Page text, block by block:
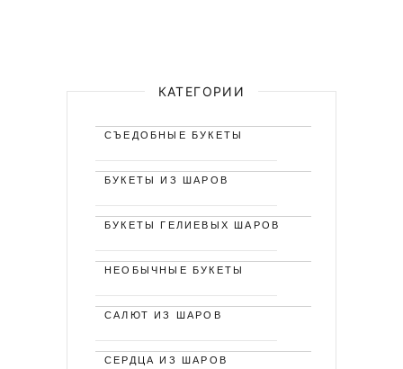
КАТЕГОРИИ
СЪЕДОБНЫЕ БУКЕТЫ
БУКЕТЫ ИЗ ШАРОВ
БУКЕТЫ ГЕЛИЕВЫХ ШАРОВ
НЕОБЫЧНЫЕ БУКЕТЫ
САЛЮТ ИЗ ШАРОВ
СЕРДЦА ИЗ ШАРОВ